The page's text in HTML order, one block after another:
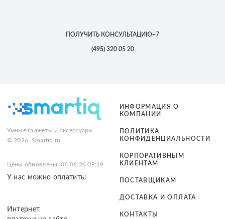
ПОЛУЧИТЬ КОНСУЛЬТАЦИЮ+7
(495)320 05 20
Умные гаджеты и аксессуары
© 2026, Smartiq.ru
Цены обновлены: 06.06.26 09:19
У нас можно оплатить:
Интернет
ИНФОРМАЦИЯ О
КОМПАНИИ
ПОЛИТИКА
КОНФИДЕНЦИАЛЬНОСТИ
КОРПОРАТИВНЫМ
КЛИЕНТАМ
ПОСТАВЩИКАМ
ДОСТАВКА И ОПЛАТА
КОНТАКТЫ